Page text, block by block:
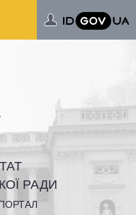
РАДИ